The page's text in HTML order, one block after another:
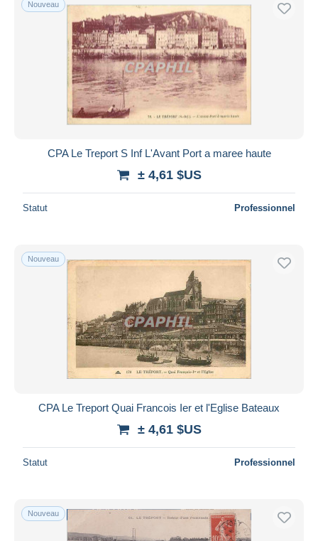
Uniquement en réduction
Livraison gratuite
Méthodes de paiement
PayPal
Virement bancaire
Visa
Bancontact
Tout désélectionner
Monde entier
Appliquer
Nouveau
CPA Le Treport S Inf L'Avant Port a maree haute
± 4,61 $US
Statut Professionnel
Nouveau
CPA Le Treport Quai Francois Ier et l'Eglise Bateaux
± 4,61 $US
Statut Professionnel
Nouveau